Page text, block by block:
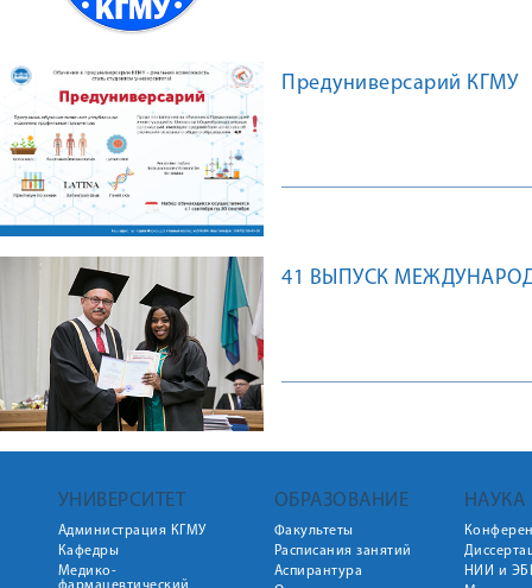
Предуниверсарий КГМУ
41 ВЫПУСК
УНИВЕРСИТЕТ
Администрация КГМУ
Кафедры
Медико-
ОБРАЗОВАНИЕ
Факультеты
Расписания занятий
Аспирантура
НАУКА
НИИ и